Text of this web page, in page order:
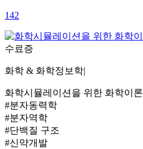
142
수료증
화학 & 화학정보학|
화학시뮬레이션을 위한 화학이론
#분자동력학
#분자역학
#단백질 구조
#신약개발